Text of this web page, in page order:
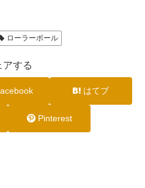
ローラーボール
アする
はてブ
Pinterest